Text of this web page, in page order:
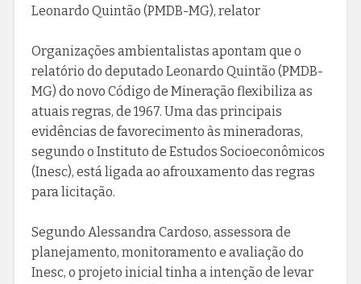
Leonardo Quintão (PMDB-MG), relator
Organizações ambientalistas apontam que o
relatório do deputado Leonardo Quintão (PMDB-
MG) do novo Código de Mineração flexibiliza as
atuais regras, de 1967. Uma das principais
evidências de favorecimento às mineradoras,
segundo o Instituto de Estudos Socioeconômicos
(Inesc), está ligada ao afrouxamento das regras
para licitação.
Segundo Alessandra Cardoso, assessora de
planejamento, monitoramento e avaliação do
Inesc, o projeto inicial tinha a intenção de levar